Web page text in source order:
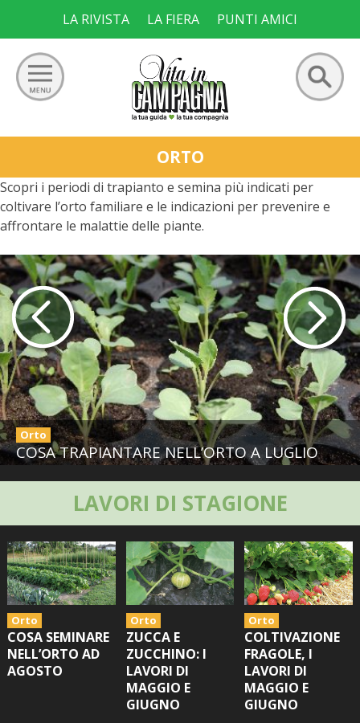
content
LA RIVISTA LA FIERA PUNTI AMICI
ORTO
VIGNETO
ALLEVAMENTI
BIODIVERSITÀ
CUCINA
PRODOTTI
FARFALLE DELLA CAMPAGNA
PICCOLO POLLAIO
STORIE DEI LETTORI
CONSERVARE LA FRUTTA
CONSERVE DELL’ORTO
ORTO
Scopri i periodi di trapianto e semina più indicati per
coltivare l’orto familiare e le indicazioni per prevenire e
affrontare le malattie delle piante.
Orto
COSA TRAPIANTARE NELL’ORTO A LUGLIO
LAVORI DI STAGIONE
Orto
COSA SEMINARE
NELL’ORTO AD
AGOSTO
Orto
ZUCCA E
ZUCCHINO: I
LAVORI DI
MAGGIO E
GIUGNO
Orto
COLTIVAZIONE
FRAGOLE, I
LAVORI DI
MAGGIO E
GIUGNO